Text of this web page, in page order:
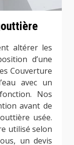
altérer les
d’une
Couverture
avec un
Nos
avant de
usée.
utilisé selon
un devis